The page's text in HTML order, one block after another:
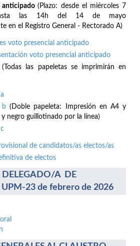
anticipado(Plazo: desde el miércoles 7
las 14h del 14 de mayo
en el Registro General - Rectorado A)
voto presencial anticipado
voto presencial anticipado
(Todas las papeletas se imprimirán en
b (Doble papeleta: Impresión en A4 y
y negro guillotinado por la línea)
de candidatos/as electos/as
de electos
DELEGADO/A DE
23 de febrero de 2026